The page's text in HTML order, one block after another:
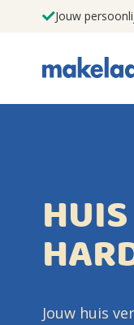
Jouw
Jouw huis